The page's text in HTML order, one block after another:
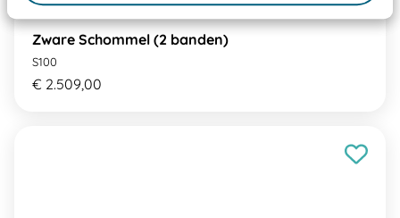
Zware Schommel (2 banden)
S100
€ 2.509,00